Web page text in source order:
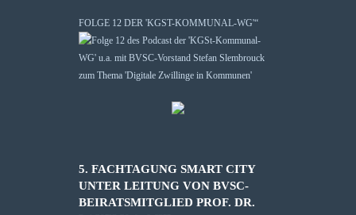
FOLGE 12 DER 'KGST-KOMMUNAL-WG'“
5. FACHTAGUNG SMART CITY
UNTER LEITUNG VON BVSC-
BEIRATSMITGLIED PROF. DR.